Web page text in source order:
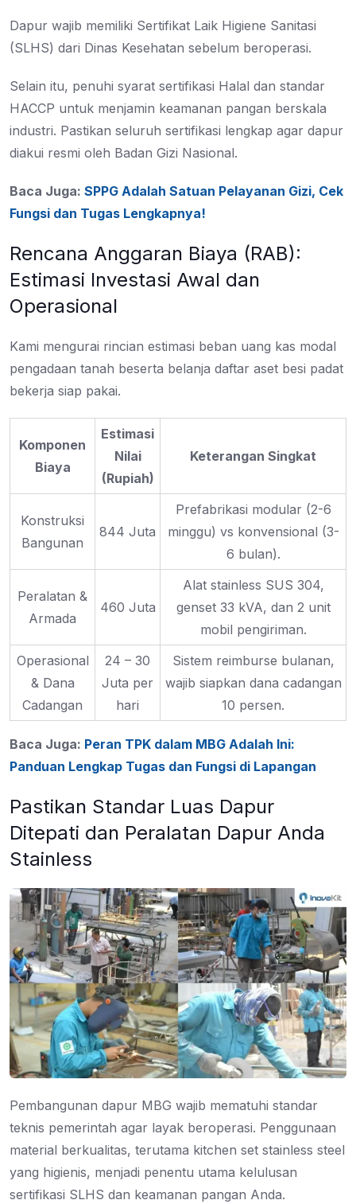
Dapur wajib memiliki Sertifikat Laik Higiene Sanitasi
(SLHS) dari Dinas Kesehatan sebelum beroperasi.
Selain itu, penuhi syarat sertifikasi Halal dan standar
HACCP untuk menjamin keamanan pangan berskala
industri. Pastikan seluruh sertifikasi lengkap agar dapur
diakui resmi oleh Badan Gizi Nasional.
Baca Juga: SPPG Adalah Satuan Pelayanan Gizi, Cek
Fungsi dan Tugas Lengkapnya!
Rencana Anggaran Biaya (RAB):
Estimasi Investasi Awal dan
Operasional
Kami mengurai rincian estimasi beban uang kas modal
pengadaan tanah beserta belanja daftar aset besi padat
bekerja siap pakai.
Komponen
Biaya
Estimasi
Nilai
(Rupiah)
Keterangan Singkat
Konstruksi
Bangunan
844 Juta
Prefabrikasi modular (2-6
minggu) vs konvensional (3-
6 bulan).
Peralatan &
Armada
460 Juta
Alat stainless SUS 304,
genset 33 kVA, dan 2 unit
mobil pengiriman.
Operasional
& Dana
Cadangan
24 – 30
Juta per
hari
Sistem reimburse bulanan,
wajib siapkan dana cadangan
10 persen.
Baca Juga: Peran TPK dalam MBG Adalah Ini:
Panduan Lengkap Tugas dan Fungsi di Lapangan
Pastikan Standar Luas Dapur
Ditepati dan Peralatan Dapur Anda
Stainless
Pembangunan dapur MBG wajib mematuhi standar
teknis pemerintah agar layak beroperasi. Penggunaan
material berkualitas, terutama kitchen set stainless steel
yang higienis, menjadi penentu utama kelulusan
sertifikasi SLHS dan keamanan pangan Anda.